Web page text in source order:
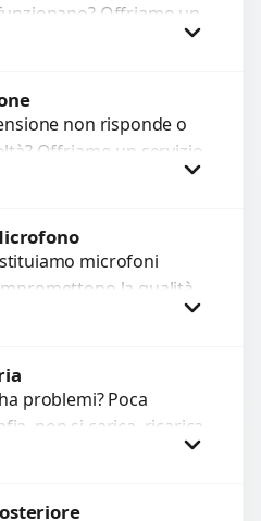
Offriamo un
o sostituzione
non risponde o
Offriamo un servizio
o
microfoni
la qualità
o delle
problemi? Poca
non si carica, ricarica
esauriti?